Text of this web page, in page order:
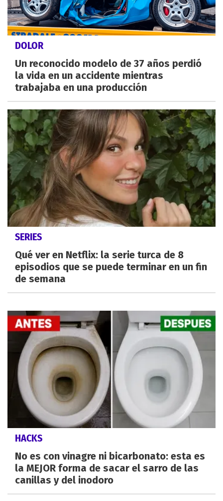
DOLOR
Un reconocido modelo de 37 años perdió
la vida en un accidente mientras
trabajaba en una producción
SERIES
Qué ver en Netflix: la serie turca de 8
episodios que se puede terminar en un fin
de semana
HACKS
No es con vinagre ni bicarbonato: esta es
la MEJOR forma de sacar el sarro de las
canillas y del inodoro